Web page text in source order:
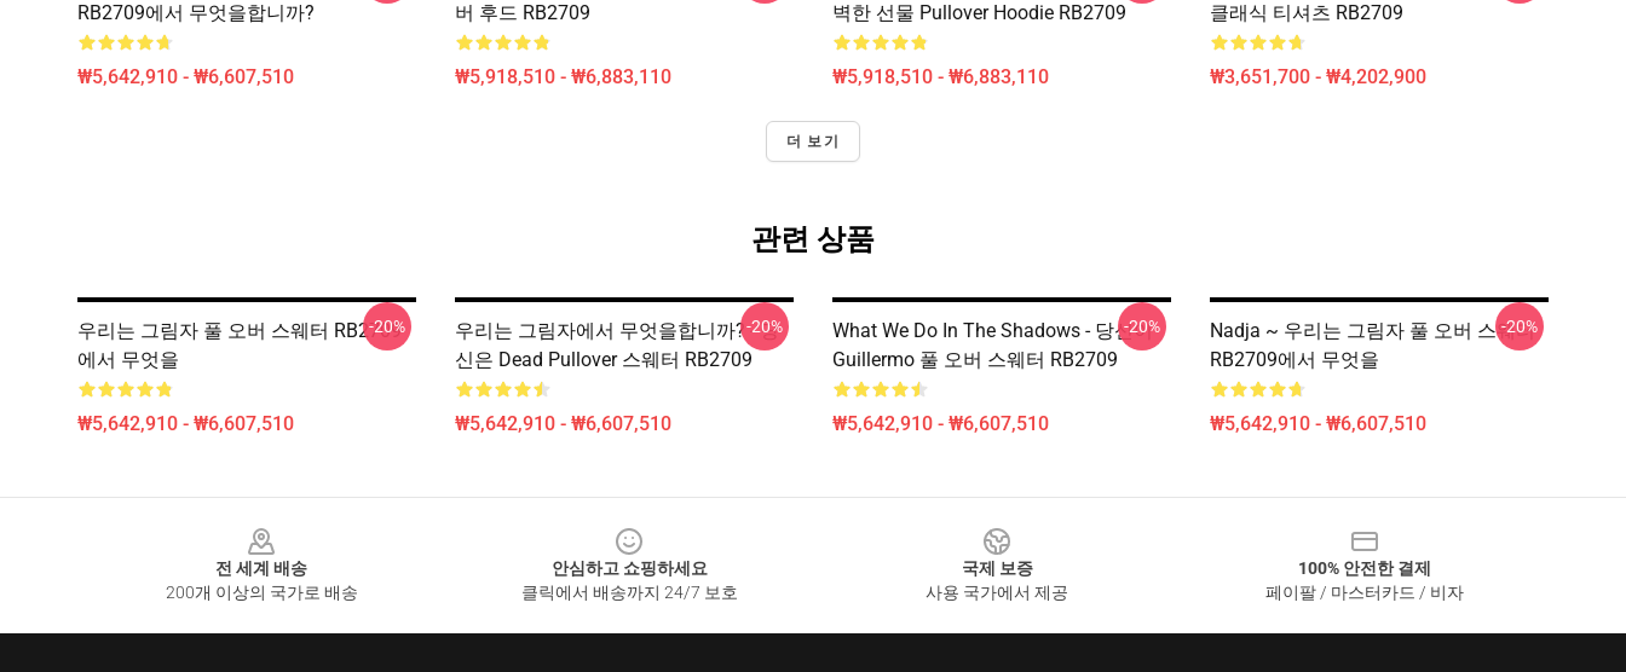
RB2709에서 무엇을합니까?
₩5,642,910 - ₩6,607,510
버 후드 RB2709
₩5,918,510 - ₩6,883,110
벽한 선물 Pullover Hoodie RB2709
₩5,918,510 - ₩6,883,110
클래식 티셔츠 RB2709
₩3,651,700 - ₩4,202,900
더 보기
관련 상품
우리는 그림자 풀 오버 스웨터 RB2709
에서 무엇을
₩5,642,910 - ₩6,607,510
-20%
우리는 그림자에서 무엇을합니까? - 당
신은 Dead Pullover 스웨터 RB2709
₩5,642,910 - ₩6,607,510
-20%
What We Do In The Shadows - 당신이
Guillermo 풀 오버 스웨터 RB2709
₩5,642,910 - ₩6,607,510
-20%
Nadja ~ 우리는 그림자 풀 오버 스웨터
RB2709에서 무엇을
₩5,642,910 - ₩6,607,510
-20%
전 세계 배송
200개 이상의 국가로 배송
안심하고 쇼핑하세요
클릭에서 배송까지 24/7 보호
국제 보증
사용 국가에서 제공
100% 안전한 결제
페이팔 / 마스터카드 / 비자